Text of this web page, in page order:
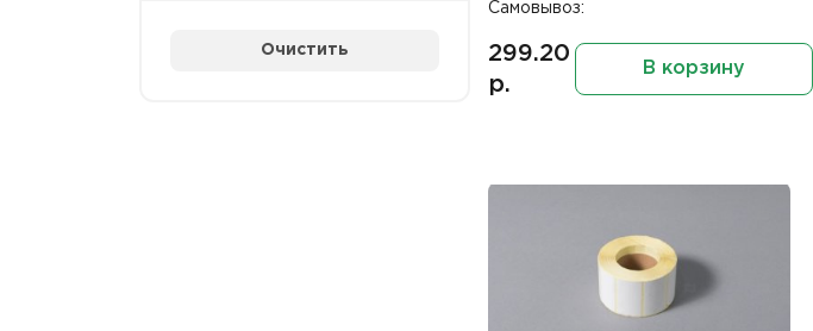
Очистить
Самовывоз:
299.20
р.
В корзину